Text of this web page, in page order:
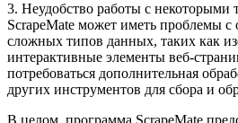
3. Неудобство работы с некоторыми
ScrapeMate может иметь проблемы с
сложных типов данных, таких как
интерактивные элементы веб-
потребоваться дополнительная
других инструментов для сбора и
В целом, программа ScrapeMate